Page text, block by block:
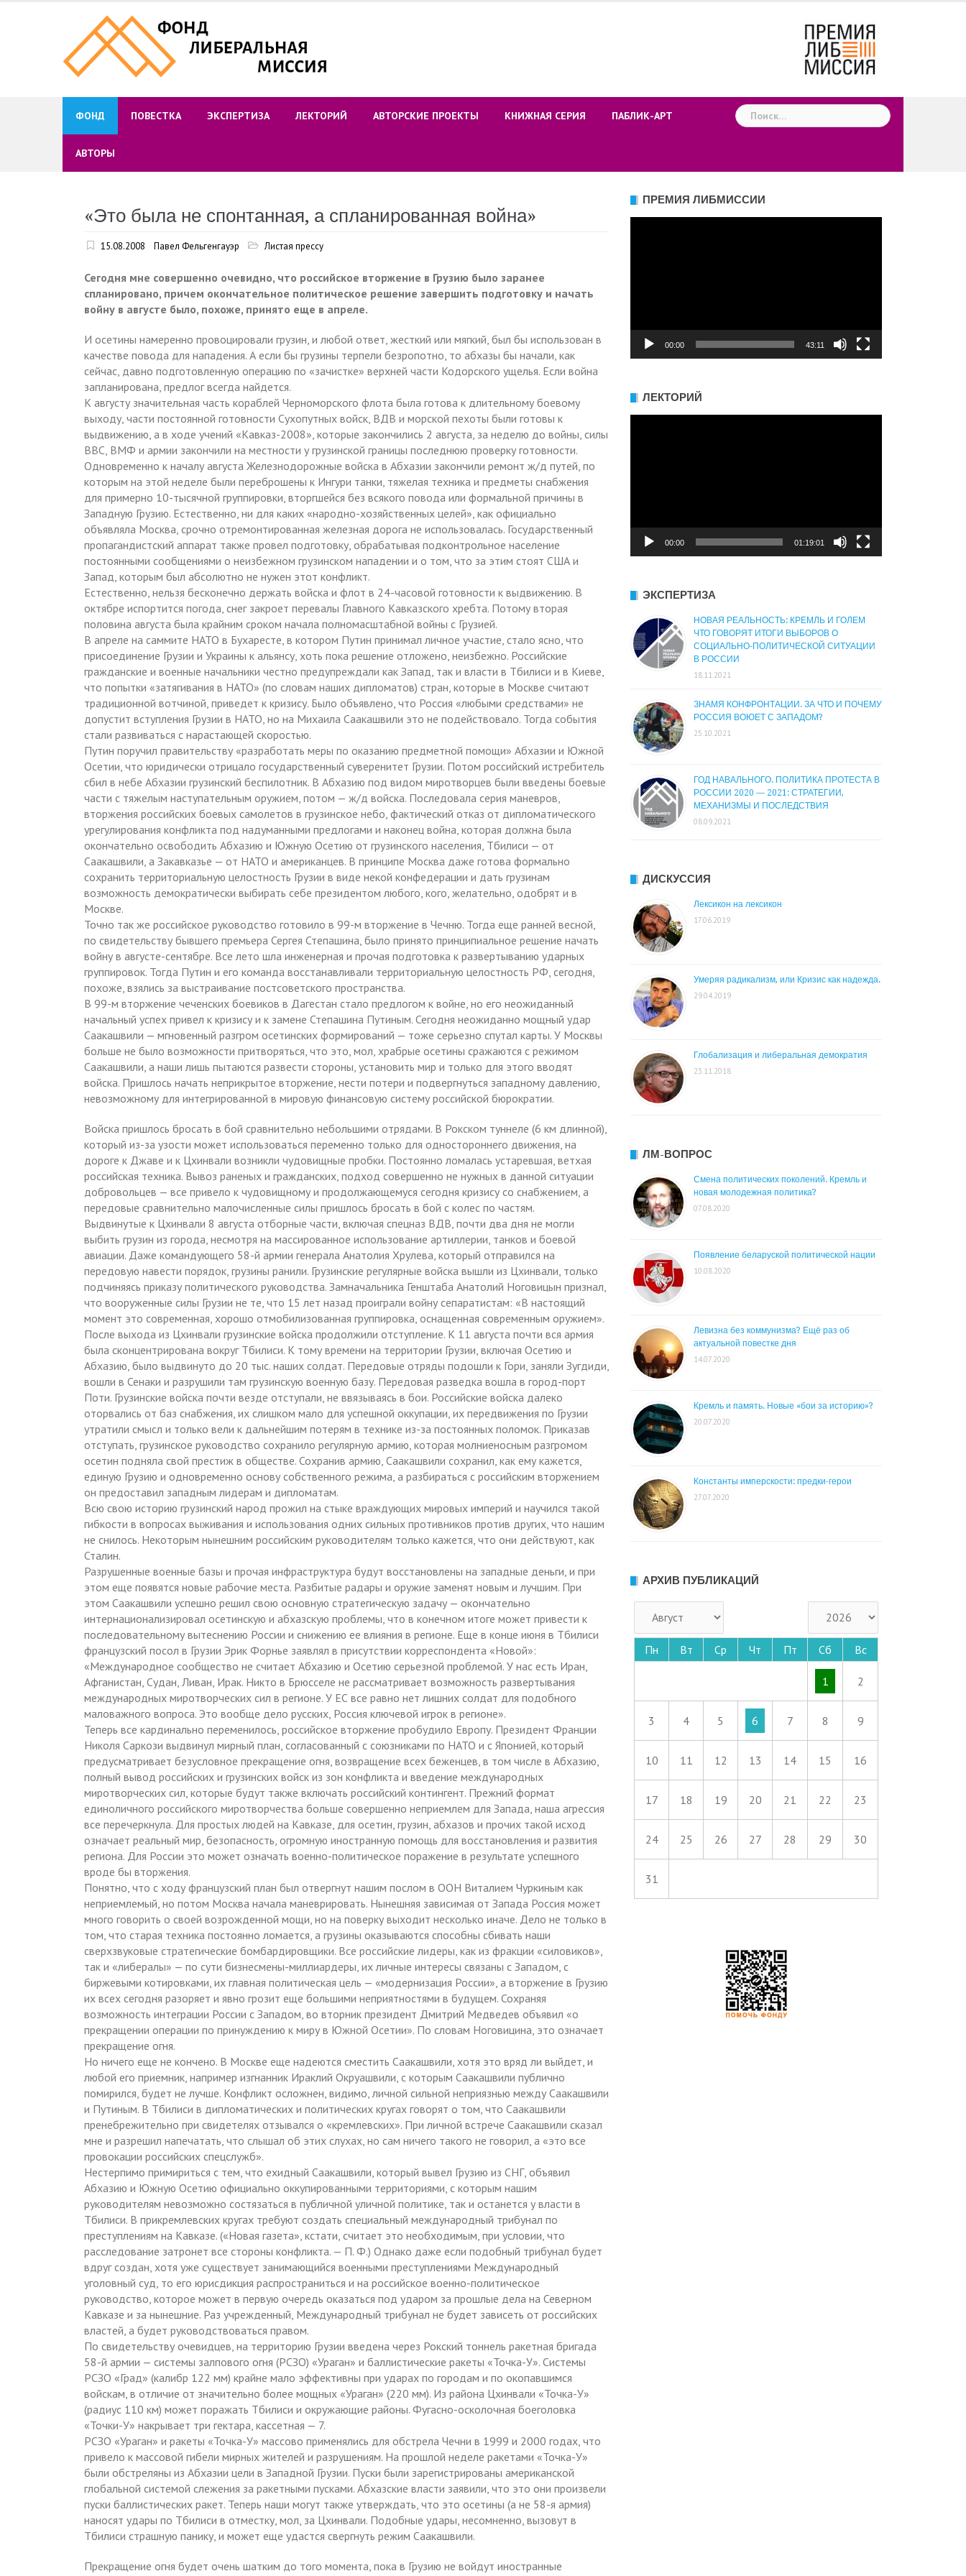
ФОНД ПОВЕСТКА ЭКСПЕРТИЗА ЛЕКТОРИЙ АВТОРСКИЕ ПРОЕКТЫ КНИЖНАЯ СЕРИЯ ПАБЛИК-АРТ
АВТОРЫ
Найти:
«Это была не спонтанная, а спланированная война»
15.08.2008 Павел Фельгенгауэр Листая прессу
Сегодня мне совершенно очевидно, что российское вторжение в Грузию было заранее
спланировано, причем окончательное политическое решение завершить подготовку и начать
войну в августе было, похоже, принято еще в апреле.
И осетины намеренно провоцировали грузин, и любой ответ, жесткий или мягкий, был бы использован в
качестве повода для нападения. А если бы грузины терпели безропотно, то абхазы бы начали, как
сейчас, давно подготовленную операцию по «зачистке» верхней части Кодорского ущелья. Если война
запланирована, предлог всегда найдется.
К августу значительная часть кораблей Черноморского флота была готова к длительному боевому
выходу, части постоянной готовности Сухопутных войск, ВДВ и морской пехоты были готовы к
выдвижению, а в ходе учений «Кавказ-2008», которые закончились 2 августа, за неделю до войны, силы
ВВС, ВМФ и армии закончили на местности у грузинской границы последнюю проверку готовности.
Одновременно к началу августа Железнодорожные войска в Абхазии закончили ремонт ж/д путей, по
которым на этой неделе были переброшены к Ингури танки, тяжелая техника и предметы снабжения
для примерно 10-тысячной группировки, вторгшейся без всякого повода или формальной причины в
Западную Грузию. Естественно, ни для каких «народно-хозяйственных целей», как официально
объявляла Москва, срочно отремонтированная железная дорога не использовалась. Государственный
пропагандистский аппарат также провел подготовку, обрабатывая подконтрольное население
постоянными сообщениями о неизбежном грузинском нападении и о том, что за этим стоят США и
Запад, которым был абсолютно не нужен этот конфликт.
Естественно, нельзя бесконечно держать войска и флот в 24-часовой готовности к выдвижению. В
октябре испортится погода, снег закроет перевалы Главного Кавказского хребта. Потому вторая
половина августа была крайним сроком начала полномасштабной войны с Грузией.
В апреле на саммите НАТО в Бухаресте, в котором Путин принимал личное участие, стало ясно, что
присоединение Грузии и Украины к альянсу, хоть пока решение отложено, неизбежно. Российские
гражданские и военные начальники честно предупреждали как Запад, так и власти в Тбилиси и в Киеве,
что попытки «затягивания в НАТО» (по словам наших дипломатов) стран, которые в Москве считают
традиционной вотчиной, приведет к кризису. Было объявлено, что Россия «любыми средствами» не
допустит вступления Грузии в НАТО, но на Михаила Саакашвили это не подействовало. Тогда события
стали развиваться с нарастающей скоростью.
Путин поручил правительству «разработать меры по оказанию предметной помощи» Абхазии и Южной
Осетии, что юридически отрицало государственный суверенитет Грузии. Потом российский истребитель
сбил в небе Абхазии грузинский беспилотник. В Абхазию под видом миротворцев были введены боевые
части с тяжелым наступательным оружием, потом — ж/д войска. Последовала серия маневров,
вторжения российских боевых самолетов в грузинское небо, фактический отказ от дипломатического
урегулирования конфликта под надуманными предлогами и наконец война, которая должна была
окончательно освободить Абхазию и Южную Осетию от грузинского населения, Тбилиси — от
Саакашвили, а Закавказье — от НАТО и американцев. В принципе Москва даже готова формально
сохранить территориальную целостность Грузии в виде некой конфедерации и дать грузинам
возможность демократически выбирать себе президентом любого, кого, желательно, одобрят и в
Москве.
Точно так же российское руководство готовило в 99-м вторжение в Чечню. Тогда еще ранней весной,
по свидетельству бывшего премьера Сергея Степашина, было принято принципиальное решение начать
войну в августе-сентябре. Все лето шла инженерная и прочая подготовка к развертыванию ударных
группировок. Тогда Путин и его команда восстанавливали территориальную целостность РФ, сегодня,
похоже, взялись за выстраивание постсоветского пространства.
В 99-м вторжение чеченских боевиков в Дагестан стало предлогом к войне, но его неожиданный
начальный успех привел к кризису и к замене Степашина Путиным. Сегодня неожиданно мощный удар
Саакашвили — мгновенный разгром осетинских формирований — тоже серьезно спутал карты. У Москвы
больше не было возможности притворяться, что это, мол, храбрые осетины сражаются с режимом
Саакашвили, а наши лишь пытаются развести стороны, установить мир и только для этого вводят
войска. Пришлось начать неприкрытое вторжение, нести потери и подвергнуться западному давлению,
невозможному для интегрированной в мировую финансовую систему российской бюрократии.
Войска пришлось бросать в бой сравнительно небольшими отрядами. В Рокском туннеле (6 км длинной),
который из-за узости может использоваться переменно только для одностороннего движения, на
дороге к Джаве и к Цхинвали возникли чудовищные пробки. Постоянно ломалась устаревшая, ветхая
российская техника. Вывоз раненых и гражданских, подход совершенно не нужных в данной ситуации
добровольцев — все привело к чудовищному и продолжающемуся сегодня кризису со снабжением, а
передовые сравнительно малочисленные силы пришлось бросать в бой с колес по частям.
Выдвинутые к Цхинвали 8 августа отборные части, включая спецназ ВДВ, почти два дня не могли
выбить грузин из города, несмотря на массированное использование артиллерии, танков и боевой
авиации. Даже командующего 58-й армии генерала Анатолия Хрулева, который отправился на
передовую навести порядок, грузины ранили. Грузинские регулярные войска вышли из Цхинвали, только
подчиняясь приказу политического руководства. Замначальника Генштаба Анатолий Ноговицын признал,
что вооруженные силы Грузии не те, что 15 лет назад проиграли войну сепаратистам: «В настоящий
момент это современная, хорошо отмобилизованная группировка, оснащенная современным оружием».
После выхода из Цхинвали грузинские войска продолжили отступление. К 11 августа почти вся армия
была сконцентрирована вокруг Тбилиси. К тому времени на территории Грузии, включая Осетию и
Абхазию, было выдвинуто до 20 тыс. наших солдат. Передовые отряды подошли к Гори, заняли Зугдиди,
вошли в Сенаки и разрушили там грузинскую военную базу. Передовая разведка вошла в город-порт
Поти. Грузинские войска почти везде отступали, не ввязываясь в бои. Российские войска далеко
оторвались от баз снабжения, их слишком мало для успешной оккупации, их передвижения по Грузии
утратили смысл и только вели к дальнейшим потерям в технике из-за постоянных поломок. Приказав
отступать, грузинское руководство сохранило регулярную армию, которая молниеносным разгромом
осетин подняла свой престиж в обществе. Сохранив армию, Саакашвили сохранил, как ему кажется,
единую Грузию и одновременно основу собственного режима, а разбираться с российским вторжением
он предоставил западным лидерам и дипломатам.
Всю свою историю грузинский народ прожил на стыке враждующих мировых империй и научился такой
гибкости в вопросах выживания и использования одних сильных противников против других, что нашим
не снилось. Некоторым нынешним российским руководителям только кажется, что они действуют, как
Сталин.
Разрушенные военные базы и прочая инфраструктура будут восстановлены на западные деньги, и при
этом еще появятся новые рабочие места. Разбитые радары и оружие заменят новым и лучшим. При
этом Саакашвили успешно решил свою основную стратегическую задачу — окончательно
интернационализировал осетинскую и абхазскую проблемы, что в конечном итоге может привести к
последовательному вытеснению России и снижению ее влияния в регионе. Еще в конце июня в Тбилиси
французский посол в Грузии Эрик Форнье заявлял в присутствии корреспондента «Новой»:
«Международное сообщество не считает Абхазию и Осетию серьезной проблемой. У нас есть Иран,
Афганистан, Судан, Ливан, Ирак. Никто в Брюсселе не рассматривает возможность развертывания
международных миротворческих сил в регионе. У ЕС все равно нет лишних солдат для подобного
маловажного вопроса. Это вообще дело русских, Россия ключевой игрок в регионе».
Теперь все кардинально переменилось, российское вторжение пробудило Европу. Президент Франции
Николя Саркози выдвинул мирный план, согласованный с союзниками по НАТО и с Японией, который
предусматривает безусловное прекращение огня, возвращение всех беженцев, в том числе в Абхазию,
полный вывод российских и грузинских войск из зон конфликта и введение международных
миротворческих сил, которые будут также включать российский контингент. Прежний формат
единоличного российского миротворчества больше совершенно неприемлем для Запада, наша агрессия
все перечеркнула. Для простых людей на Кавказе, для осетин, грузин, абхазов и прочих такой исход
означает реальный мир, безопасность, огромную иностранную помощь для восстановления и развития
региона. Для России это может означать военно-политическое поражение в результате успешного
вроде бы вторжения.
Понятно, что с ходу французский план был отвергнут нашим послом в ООН Виталием Чуркиным как
неприемлемый, но потом Москва начала маневрировать. Нынешняя зависимая от Запада Россия может
много говорить о своей возрожденной мощи, но на поверку выходит несколько иначе. Дело не только в
том, что старая техника постоянно ломается, а грузины оказываются способны сбивать наши
сверхзвуковые стратегические бомбардировщики. Все российские лидеры, как из фракции «силовиков»,
так и «либералы» — по сути бизнесмены-миллиардеры, их личные интересы связаны с Западом, с
биржевыми котировками, их главная политическая цель — «модернизация России», а вторжение в Грузию
их всех сегодня разоряет и явно грозит еще большими неприятностями в будущем. Сохраняя
возможность интеграции России с Западом, во вторник президент Дмитрий Медведев объявил «о
прекращении операции по принуждению к миру в Южной Осетии». По словам Ноговицина, это означает
прекращение огня.
Но ничего еще не кончено. В Москве еще надеются сместить Саакашвили, хотя это вряд ли выйдет, и
любой его приемник, например изгнанник Ираклий Окруашвили, с которым Саакашвили публично
помирился, будет не лучше. Конфликт осложнен, видимо, личной сильной неприязнью между Саакашвили
и Путиным. В Тбилиси в дипломатических и политических кругах говорят о том, что Саакашвили
пренебрежительно при свидетелях отзывался о «кремлевских». При личной встрече Саакашвили сказал
мне и разрешил напечатать, что слышал об этих слухах, но сам ничего такого не говорил, а «это все
провокации российских спецслужб».
Нестерпимо примириться с тем, что ехидный Саакашвили, который вывел Грузию из СНГ, объявил
Абхазию и Южную Осетию официально оккупированными территориями, с которым нашим
руководителям невозможно состязаться в публичной уличной политике, так и останется у власти в
Тбилиси. В прикремлевских кругах требуют создать специальный международный трибунал по
преступлениям на Кавказе. («Новая газета», кстати, считает это необходимым, при условии, что
расследование затронет все стороны конфликта. — П. Ф.) Однако даже если подобный трибунал будет
вдруг создан, хотя уже существует занимающийся военными преступлениями Международный
уголовный суд, то его юрисдикция распространиться и на российское военно-политическое
руководство, которое может в первую очередь оказаться под ударом за прошлые дела на Северном
Кавказе и за нынешние. Раз учрежденный, Международный трибунал не будет зависеть от российских
властей, а будет руководствоваться правом.
По свидетельству очевидцев, на территорию Грузии введена через Рокский тоннель ракетная бригада
58-й армии — системы залпового огня (РСЗО) «Ураган» и баллистические ракеты «Точка-У». Системы
РСЗО «Град» (калибр 122 мм) крайне мало эффективны при ударах по городам и по окопавшимся
войскам, в отличие от значительно более мощных «Ураган» (220 мм). Из района Цхинвали «Точка-У»
(радиус 110 км) может поражать Тбилиси и окружающие районы. Фугасно-осколочная боеголовка
«Точки-У» накрывает три гектара, кассетная — 7.
РСЗО «Ураган» и ракеты «Точка-У» массово применялись для обстрела Чечни в 1999 и 2000 годах, что
привело к массовой гибели мирных жителей и разрушениям. На прошлой неделе ракетами «Точка-У»
были обстреляны из Абхазии цели в Западной Грузии. Пуски были зарегистрированы американской
глобальной системой слежения за ракетными пусками. Абхазские власти заявили, что это они произвели
пуски баллистических ракет. Теперь наши могут также утверждать, что это осетины (а не 58-я армия)
наносят удары по Тбилиси в отместку, мол, за Цхинвали. Подобные удары, несомненно, вызовут в
Тбилиси страшную панику, и может еще удастся свергнуть режим Саакашвили.
Прекращение огня будет очень шатким до того момента, пока в Грузию не войдут иностранные
ПРЕМИЯ ЛИБМИССИИ
00:00 43:11
ЛЕКТОРИЙ
00:00 01:19:01
ЭКСПЕРТИЗА
НОВАЯ РЕАЛЬНОСТЬ: КРЕМЛЬ И ГОЛЕМ
ЧТО ГОВОРЯТ ИТОГИ ВЫБОРОВ О
СОЦИАЛЬНО-ПОЛИТИЧЕСКОЙ СИТУАЦИИ
В РОССИИ
18.11.2021
ЗНАМЯ КОНФРОНТАЦИИ. ЗА ЧТО И ПОЧЕМУ
РОССИЯ ВОЮЕТ С ЗАПАДОМ?
25.10.2021
ГОД НАВАЛЬНОГО. ПОЛИТИКА ПРОТЕСТА В
РОССИИ 2020 — 2021: СТРАТЕГИИ,
МЕХАНИЗМЫ И ПОСЛЕДСТВИЯ
08.09.2021
ДИСКУССИЯ
Лексикон на лексикон
17.06.2019
Умеряя радикализм, или Кризис как надежда.
29.04.2019
Глобализация и либеральная демократия
23.11.2018
ЛМ-ВОПРОС
Смена политических поколений. Кремль и
новая молодежная политика?
07.08.2020
Появление беларуской политической нации
10.08.2020
Левизна без коммунизма? Ещё раз об
актуальной повестке дня
14.07.2020
Кремль и память. Новые «бои за историю»?
20.07.2020
Константы имперскости: предки-герои
27.07.2020
АРХИВ ПУБЛИКАЦИЙ
Пн Вт Ср Чт Пт Сб Вс
1 2
3 4 5 6 7 8 9
10 11 12 13 14 15 16
17 18 19 20 21 22 23
24 25 26 27 28 29 30
31